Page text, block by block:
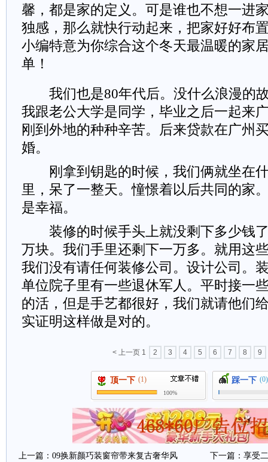
馨，都是家的定义。可是谁也不想一进
独感，那么就快行动起来，把家好好布
小编特意为你综合这个冬天最温暖的家
单！
我们也是80年代后。没什么浪漫的
我跟老公大学是同学，毕业之后一起来
刚到外地的种种辛苦。后来贷款在广州
婚。
刚拿到钥匙的时候，我们俩就坐在
里，呆了一整天。憧憬着以后共同的家
是幸福。
装修的时候手头上就没剩下多少钱了
万块。我们手里还剩下一万多。就用这
我们没有请任何装修公司。设计公司。
单位院子里有一些退休军人。平时接一
的活，但是手艺都很好，我们就请他们
实证明这样做是对的。
< 上一页 1 2 3 4 5 6 7 8 9
顶一下 (1)
100%
踩一下 (0)
上一篇： 09换新颜巧装窗帘带来复古奢华风 下一篇： 享受